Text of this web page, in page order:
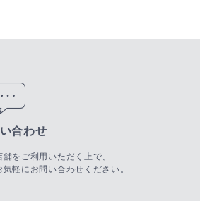
合わせ
をご利用いただく上で、
軽にお問い合わせください。